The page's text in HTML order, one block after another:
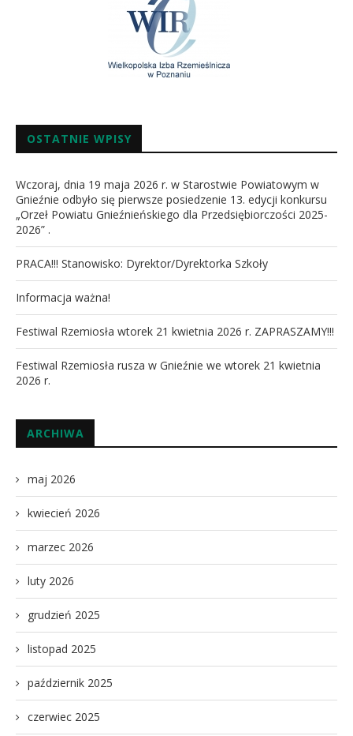
OSTATNIE WPISY
Wczoraj, dnia 19 maja 2026 r. w Starostwie Powiatowym w
Gnieźnie odbyło się pierwsze posiedzenie 13. edycji konkursu
„Orzeł Powiatu Gnieźnieńskiego dla Przedsiębiorczości 2025-
2026” .
PRACA!!! Stanowisko: Dyrektor/Dyrektorka Szkoły
Informacja ważna!
Festiwal Rzemiosła wtorek 21 kwietnia 2026 r. ZAPRASZAMY!!!
Festiwal Rzemiosła rusza w Gnieźnie we wtorek 21 kwietnia
2026 r.
ARCHIWA
maj 2026
kwiecień 2026
marzec 2026
luty 2026
grudzień 2025
listopad 2025
październik 2025
czerwiec 2025